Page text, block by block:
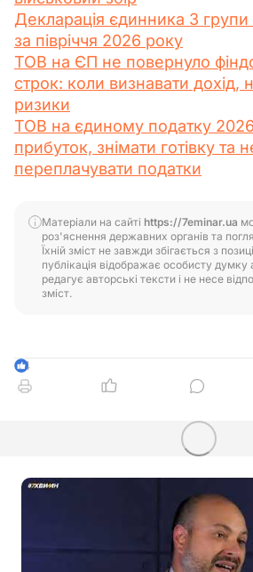
Декларація єдинника 3
за півріччя 2026 року
ТОВ на ЄП не повернуло
строк: коли визнавати дохід,
ризики
ТОВ на єдиному податку
прибуток, знімати готівку та
переплачувати податки
Матеріали на сайті https://7eminar.ua
роз'яснення державних органів та
Їхній зміст не завжди збігається з
публікація відображає особисту думку
редагує авторські тексти і не несе
зміст.
4